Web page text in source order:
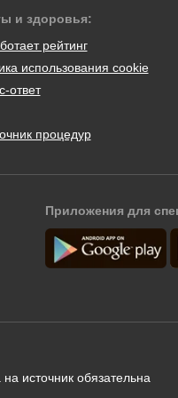
и здоровья:
рейтинг
использования cookie
ответ
процедур
Приложения для
источник обязательна